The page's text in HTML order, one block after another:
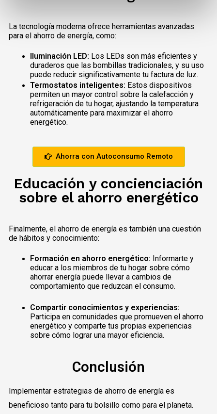
La tecnología moderna ofrece herramientas avanzadas
para el ahorro de energía, como:
Iluminación LED: Los LEDs son más eficientes y
duraderos que las bombillas tradicionales, y su uso
puede reducir significativamente tu factura de luz.
Termostatos inteligentes: Estos dispositivos
permiten un mayor control sobre la calefacción y
refrigeración de tu hogar, ajustando la temperatura
automáticamente para maximizar el ahorro
energético.
Ahorra con Autoconsumo Remoto
Educación y concienciación
sobre el ahorro energético
Finalmente, el ahorro de energía es también una cuestión
de hábitos y conocimiento:
Formación en ahorro energético: Informarte y
educar a los miembros de tu hogar sobre cómo
ahorrar energía puede llevar a cambios de
comportamiento que reduzcan el consumo.
Compartir conocimientos y experiencias:
Participa en comunidades que promueven el ahorro
energético y comparte tus propias experiencias
sobre cómo lograr una mayor eficiencia.
Conclusión
Implementar estrategias de ahorro de energía es
beneficioso tanto para tu bolsillo como para el planeta.